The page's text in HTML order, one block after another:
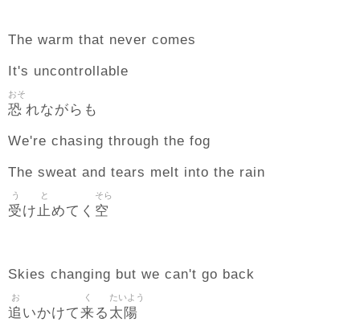
The warm that never comes
It's uncontrollable
恐
おそ
れながらも
We're chasing through the fog
The sweat and tears melt into the rain
受
う
け止
と
めてく 空
そら
Skies changing but we can't go back
追
お
いかけて来
く
る 太陽
たいよう